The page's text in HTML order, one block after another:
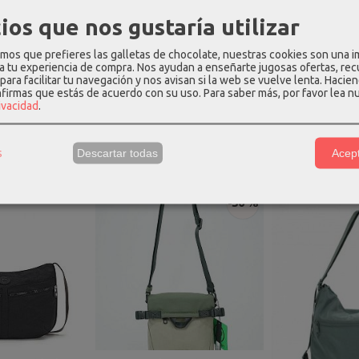
10 años, asegurando una inversión duradera y confiable
Cabina BROOKLYN combina practicidad y estilo, siendo una
solución robusta y con amplio espacio de almacenamiento.
Relacionados
-30 %
que nos gustaría utilizar
que prefieres las galletas de chocolate, nuestras cookies son una
tu experiencia de compra. Nos ayudan a enseñarte jugosas ofertas,
facilitar tu navegación y nos avisan si la web se vuelve lenta.
que estás de acuerdo con su uso. Para saber más, por favor lea
.
Descartar todas